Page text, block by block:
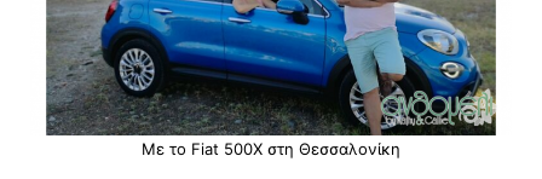
Με το Fiat 500X στη Θεσσαλονίκη